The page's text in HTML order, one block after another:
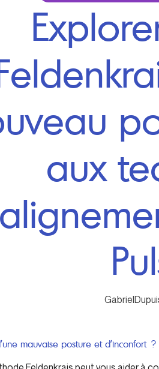
aux
mauvaise posture et d’inconfort